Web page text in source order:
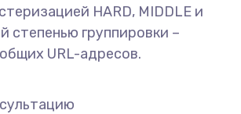
HARD, MIDDLE и
степенью группировки –
URL-адресов.